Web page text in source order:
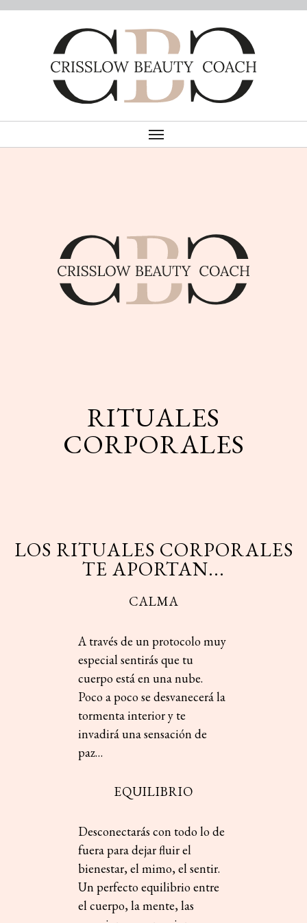
RITUALES
CORPORALES
LOS RITUALES CORPORALES
TE APORTAN...
CALMA
A través de un protocolo muy
especial sentirás que tu
cuerpo está en una nube.
Poco a poco se desvanecerá la
tormenta interior y te
invadirá una sensación de
paz…
EQUILIBRIO
Desconectarás con todo lo de
fuera para dejar fluir el
bienestar, el mimo, el sentir.
Un perfecto equilibrio entre
el cuerpo, la mente, las